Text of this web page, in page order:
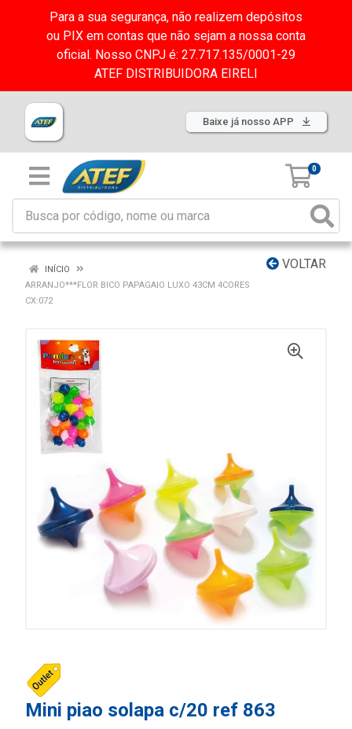
Para a sua segurança, não realizem depósitos
ou PIX em contas que não sejam a nossa conta
oficial. Nosso CNPJ é: 27.717.135/0001-29
ATEF DISTRIBUIDORA EIRELI
Baixe já nosso APP
0
VOLTAR
INÍCIO
ARRANJO***FLOR BICO PAPAGAIO LUXO 43CM 4CORES
CX:072
Mini piao solapa c/20 ref 863